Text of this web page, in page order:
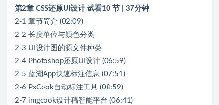
第2章 CSS还原UI设计 试看10 节 | 37分钟
2-1 章节简介 (02:09)
2-2 长度单位与颜色分类
2-3 UI设计图的源文件种类
2-4 Photoshop还原UI设计 (06:59)
2-5 蓝湖App快速标注信息 (07:51)
2-6 PxCook自动标注工具 (08:59)
2-7 imgcook设计稿智能平台 (06:41)